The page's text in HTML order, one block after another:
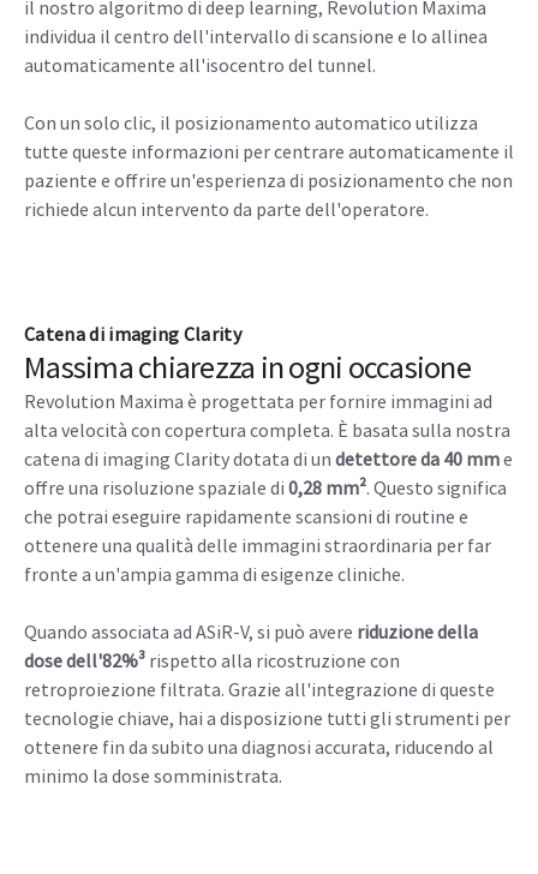
il nostro algoritmo di deep learning, Revolution Maxima
individua il centro dell'intervallo di scansione e lo allinea
automaticamente all'isocentro del tunnel.
Con un solo clic, il posizionamento automatico utilizza
tutte queste informazioni per centrare automaticamente il
paziente e offrire un'esperienza di posizionamento che non
richiede alcun intervento da parte dell'operatore.
Catena di imaging Clarity
Massima chiarezza in ogni occasione
Revolution Maxima è progettata per fornire immagini ad
alta velocità con copertura completa. È basata sulla nostra
catena di imaging Clarity dotata di un detettore da 40 mme
offre una risoluzione spaziale di 0,28 mm². Questo significa
che potrai eseguire rapidamente scansioni di routine e
ottenere una qualità delle immagini straordinaria per far
fronte a un'ampia gamma di esigenze cliniche.
Quando associata ad ASiR-V, si può avere riduzione della
dose dell'82%³ rispetto alla ricostruzione con
retroproiezione filtrata. Grazie all'integrazione di queste
tecnologie chiave, hai a disposizione tutti gli strumenti per
ottenere fin da subito una diagnosi accurata, riducendo al
minimo la dose somministrata.